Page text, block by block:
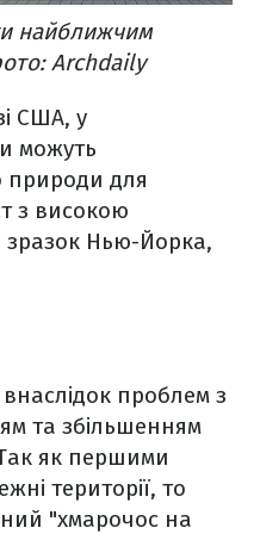
найближчим
Archdaily
США, у
можуть
природи для
з високою
зразок Нью-Йорка,
проблем з
та збільшенням
як першими
території, то
"хмарочос на